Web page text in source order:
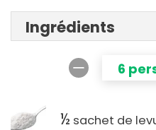
Ingrédients
6
½ sachet de